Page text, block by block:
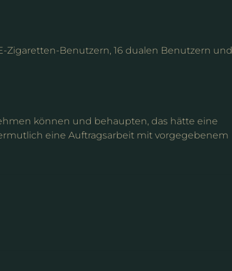
Zigaretten-Benutzern, 16 dualen Benutzern und
können und behaupten, das hätte eine
eine Auftragsarbeit mit vorgegebenem